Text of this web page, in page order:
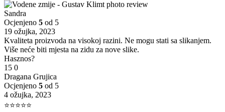
Sandra
Ocjenjeno 5 od 5
19 ožujka, 2023
Kvaliteta proizvoda na visokoj razini. Ne mogu stati sa slikanjem.
Više neće biti mjesta na zidu za nove slike.
Hasznos?
15 0
Dragana Grujica
Ocjenjeno 5 od 5
4 ožujka, 2023
⭐⭐⭐⭐⭐